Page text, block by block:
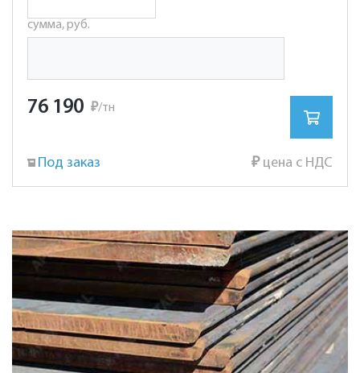
сумма, руб.
76 190 ₽/тн
Под заказ ₽цена с НДС